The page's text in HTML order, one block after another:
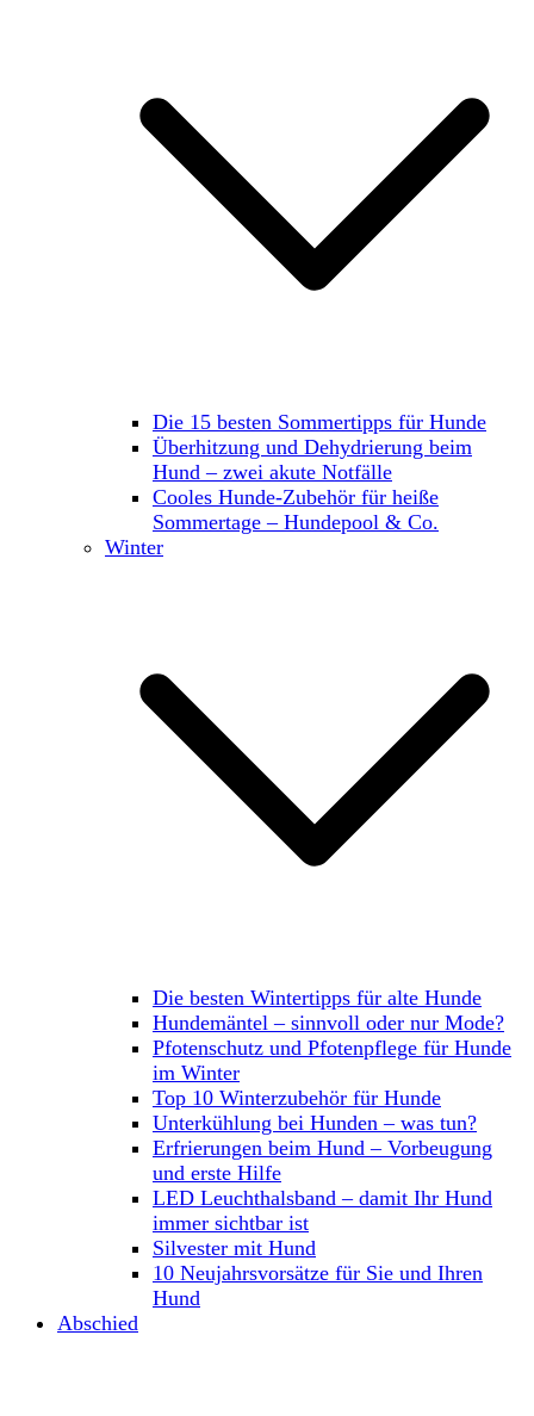
Die 15 besten Sommertipps für Hunde
Überhitzung und Dehydrierung beim
Hund – zwei akute Notfälle
Cooles Hunde-Zubehör für heiße
Sommertage – Hundepool & Co.
Winter
Die besten Wintertipps für alte Hunde
Hundemäntel – sinnvoll oder nur Mode?
Pfotenschutz und Pfotenpflege für Hunde
im Winter
Top 10 Winterzubehör für Hunde
Unterkühlung bei Hunden – was tun?
Erfrierungen beim Hund – Vorbeugung
und erste Hilfe
LED Leuchthalsband – damit Ihr Hund
immer sichtbar ist
Silvester mit Hund
10 Neujahrsvorsätze für Sie und Ihren
Hund
Abschied